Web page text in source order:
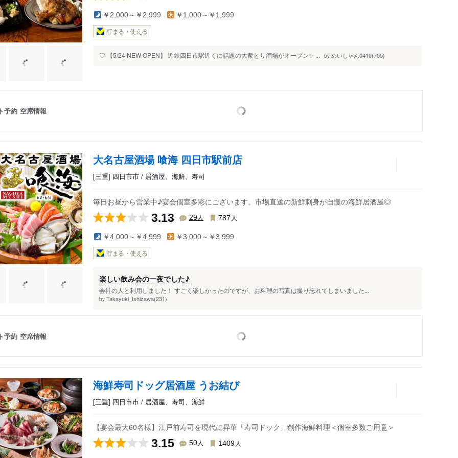
￥2,000～￥2,999 ￥1,000～￥1,999
貯まる・使える
♡ 【5/24 NEW OPEN】 近鉄四日市駅近くに話題の大衆とり酒場がオープン✨ ... by めいしゃん0410(705)
予約 空席情報
大名古屋酒場 喰海 四日市駅前店
[三重] 四日市市 / 居酒屋、海鮮、寿司
毎日お昼から営業中♪宴会個室多彩にございます。市場直送の新鮮刺身が自慢の海鮮居酒屋◎
3.13 29人 787 人
￥4,000～￥4,999 ￥3,000～￥3,999
貯まる・使える
楽しい飲み会の一夜でした♪
会社の人と利用しました！ すごく楽しかったのですが、お料理の写真は撮り忘れてしまいました...
by Takayuki_Ishizawa(231)
予約 空席情報
海鮮寿司ドッグ居酒屋 うお結び
[三重] 四日市市 / 居酒屋、寿司、海鮮
【宴会最大60名様】江戸前寿司を現代に昇華「寿司ドック」創作海鮮料理＜個室多数ご用意＞
3.15 50人 1409 人